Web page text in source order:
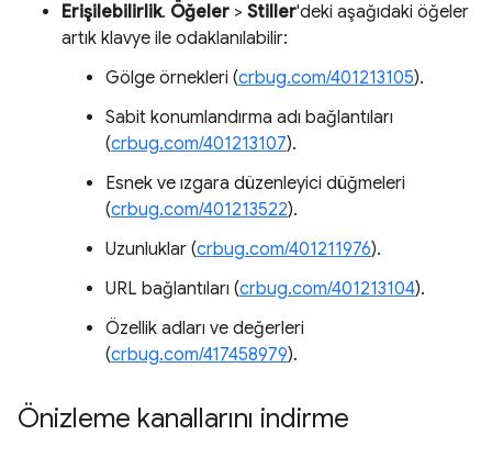
Erişilebilirlik. Öğeler > Stiller'deki aşağıdaki öğeler
artık klavye ile odaklanılabilir:
Gölge örnekleri (crbug.com/401213105).
Sabit konumlandırma adı bağlantıları
(crbug.com/401213107).
Esnek ve ızgara düzenleyici düğmeleri
(crbug.com/401213522).
Uzunluklar (crbug.com/401211976).
URL bağlantıları (crbug.com/401213104).
Özellik adları ve değerleri
(crbug.com/417458979).
Önizleme kanallarını indirme